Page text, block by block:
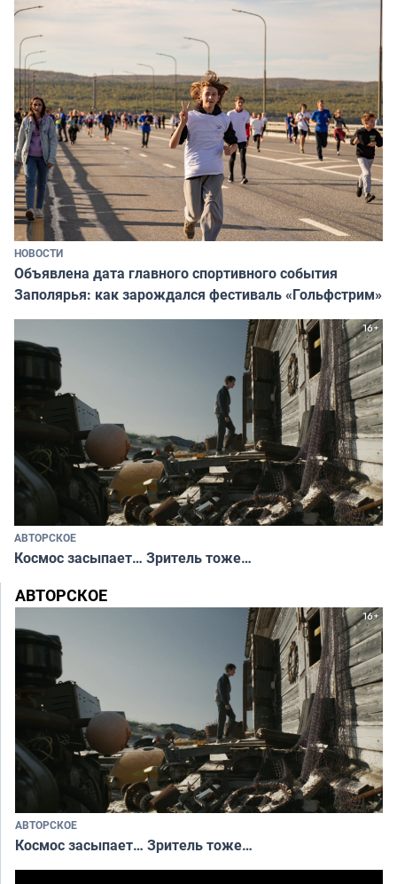
НОВОСТИ
Объявлена дата главного спортивного события
Заполярья: как зарождался фестиваль «Гольфстрим»
АВТОРСКОЕ
Космос засыпает… Зритель тоже…
АВТОРСКОЕ
АВТОРСКОЕ
Космос засыпает… Зритель тоже…